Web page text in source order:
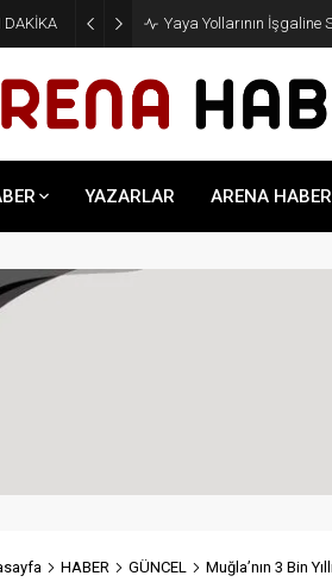
DAKİKA Yaya Yollarının İşgaline
YAZARLAR ARENA
HABER GÜNCEL Muğla’nın 3 Bin